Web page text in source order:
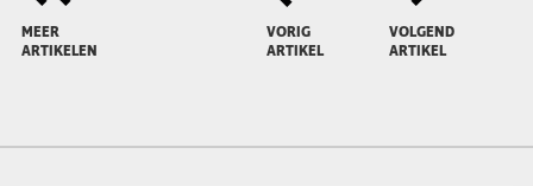
MEER
ARTIKELEN
VORIG
ARTIKEL
VOLGEND
ARTIKEL